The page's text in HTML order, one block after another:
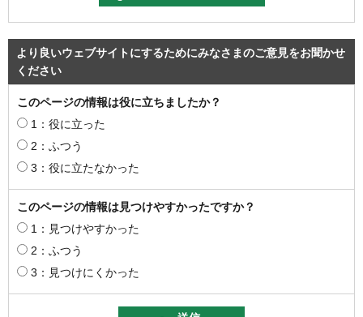
より良いウェブサイトにするためにみなさまのご意見をお聞かせ
ください
このページの情報は役に立ちましたか？
1：役に立った
2：ふつう
3：役に立たなかった
このページの情報は見つけやすかったですか？
1：見つけやすかった
2：ふつう
3：見つけにくかった